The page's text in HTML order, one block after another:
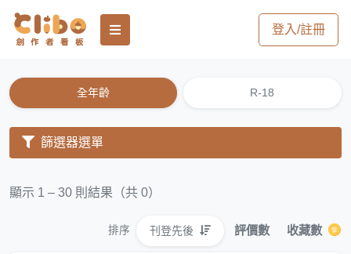
登入/註冊
全年齡 R-18
篩選器選單
顯示 1 – 30 則結果（共 0）
排序 刊登先後 評價數 收藏數